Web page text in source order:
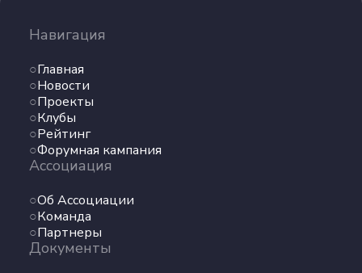
Навигация
Главная
Новости
Проекты
Клубы
Рейтинг
Форумная кампания
Ассоциация
Об Ассоциации
Команда
Партнеры
Документы